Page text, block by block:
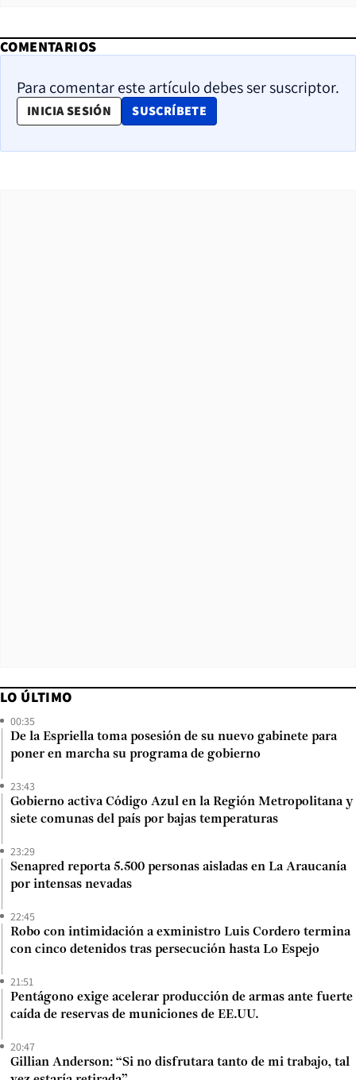
COMENTARIOS
Para comentar este artículo debes ser suscriptor.
INICIA SESIÓN SUSCRÍBETE
OPENS IN NEW WINDOW
LO ÚLTIMO
00:35
De la Espriella toma posesión de su nuevo gabinete para
poner en marcha su programa de gobierno
23:43
Gobierno activa Código Azul en la Región Metropolitana y
siete comunas del país por bajas temperaturas
23:29
Senapred reporta 5.500 personas aisladas en La Araucanía
por intensas nevadas
22:45
Robo con intimidación a exministro Luis Cordero termina
con cinco detenidos tras persecución hasta Lo Espejo
21:51
Pentágono exige acelerar producción de armas ante fuerte
caída de reservas de municiones de EE.UU.
20:47
Gillian Anderson: “Si no disfrutara tanto de mi trabajo, tal